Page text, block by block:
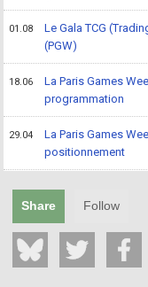
01.08
Le Gala TCG
(PGW)
18.06
La Paris Games
programmation
29.04
La Paris Games
positionnement
Share Follow